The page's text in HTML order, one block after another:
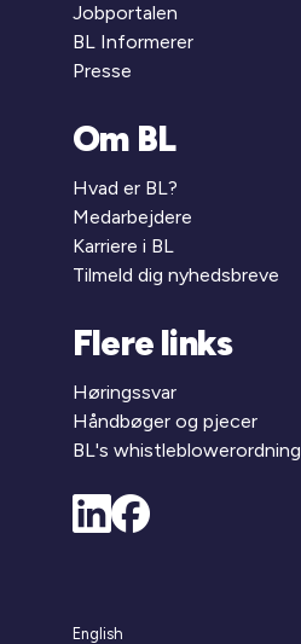
Jobportalen
BL Informerer
Presse
Om BL
Hvad er BL?
Medarbejdere
Karriere i BL
Tilmeld dig nyhedsbreve
Flere links
Høringssvar
Håndbøger og pjecer
BL's whistleblowerordning
English